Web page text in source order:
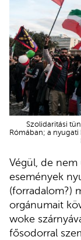
Szolidaritási
Rómában; a
Végül, de
események
(forradalom?)
orgánumait
woke
fősodorral